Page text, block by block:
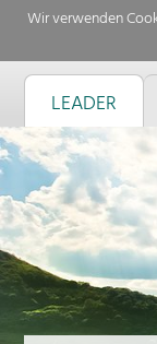
Wir verwenden
LEADER